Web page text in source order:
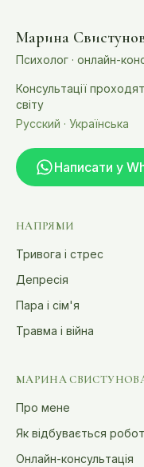
Марина
Психолог · онлайн-
Консультації
світу
Русский · Українська
Написати у
НАПРЯМИ
Тривога і стрес
Депресія
Пара і сім'я
Травма і війна
МАРИНА
Про мене
Як відбувається
Онлайн-консультація